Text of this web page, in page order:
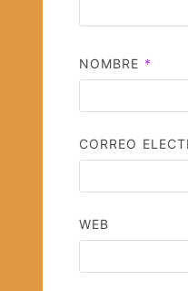
NOMBRE *
CORREO
WEB